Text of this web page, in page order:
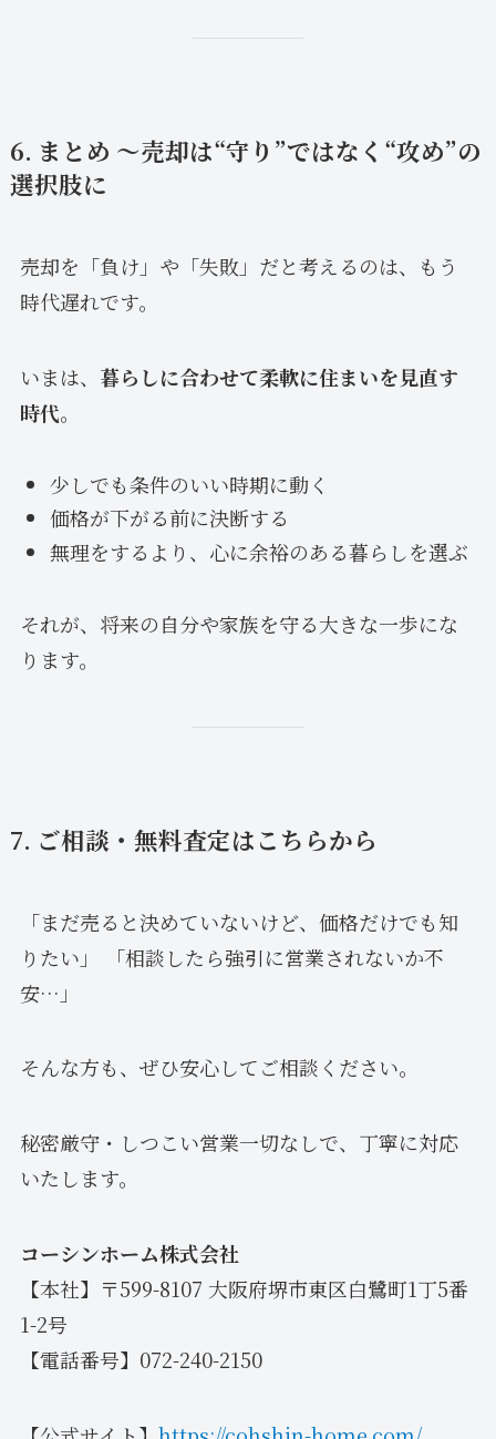
6. まとめ 〜売却は“守り”ではなく“攻め”の
選択肢に
売却を「負け」や「失敗」だと考えるのは、もう
時代遅れです。
いまは、 暮らしに合わせて柔軟に住まいを見直す
時代。
少しでも条件のいい時期に動く
価格が下がる前に決断する
無理をするより、心に余裕のある暮らしを選ぶ
それが、将来の自分や家族を守る大きな一歩にな
ります。
7. ご相談・無料査定はこちらから
「まだ売ると決めていないけど、価格だけでも知
りたい」 「相談したら強引に営業されないか不
安…」
そんな方も、ぜひ安心してご相談ください。
秘密厳守・しつこい営業一切なしで、丁寧に対応
いたします。
コーシンホーム株式会社
【本社】〒599-8107 大阪府堺市東区白鷺町1丁5番
1-2号
【電話番号】072-240-2150